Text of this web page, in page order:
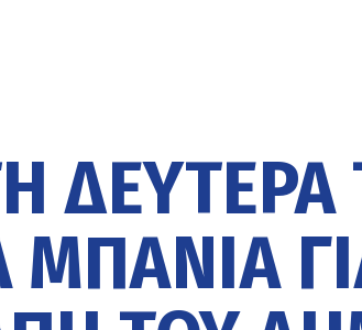
ΔΕΥΤΈΡΑ